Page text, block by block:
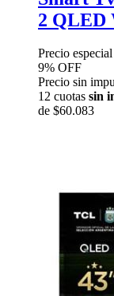
2 QLED
Precio especial
9% OFF
Precio sin
12 cuotas sin
de $60.083